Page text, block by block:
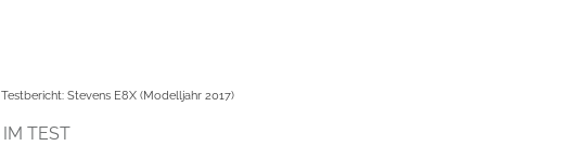
Testbericht: Stevens E8X (Modelljahr 2017)
TEST